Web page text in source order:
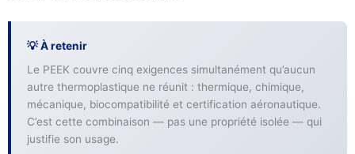
💡 À retenir
Le PEEK couvre cinq exigences simultanément qu’aucun
autre thermoplastique ne réunit : thermique, chimique,
mécanique, biocompatibilité et certification aéronautique.
C’est cette combinaison — pas une propriété isolée — qui
justifie son usage.